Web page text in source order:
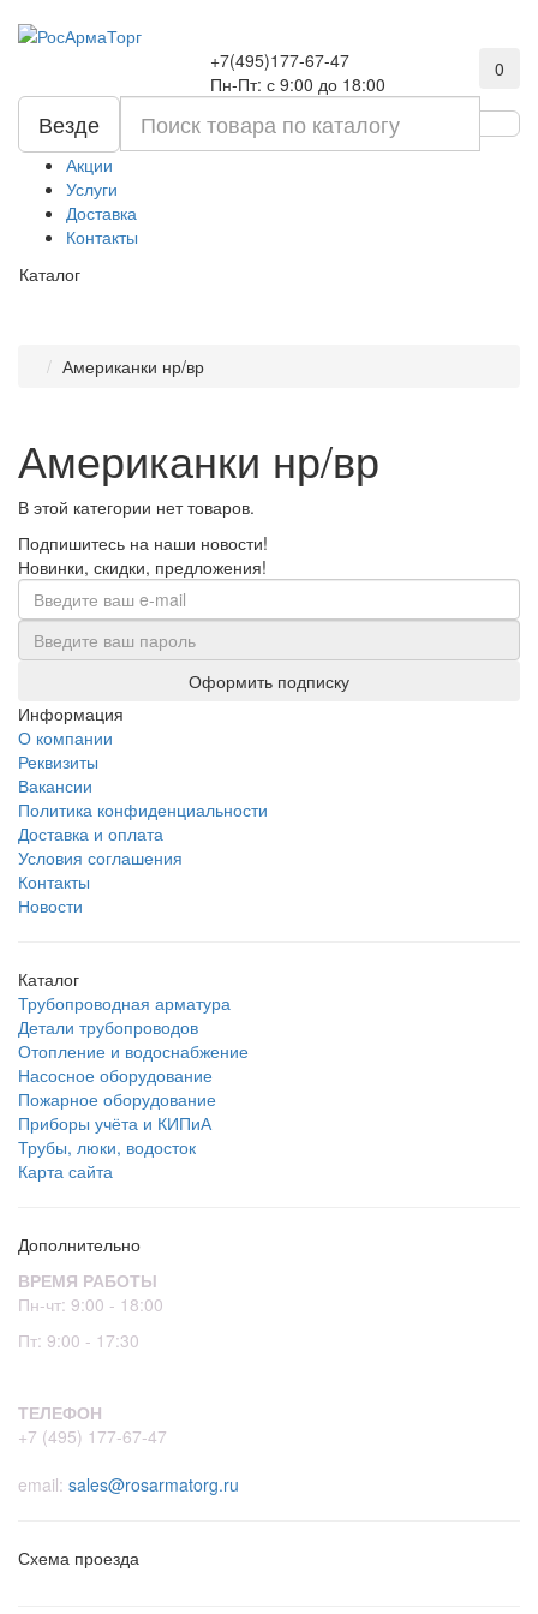
+7(495)177-67-47
Пн-Пт: с 9:00 до 18:00
0
Везде
Акции
Услуги
Доставка
Контакты
Каталог
Американки нр/вр
Американки нр/вр
В этой категории нет товаров.
Подпишитесь на наши новости!
Новинки, скидки, предложения!
Оформить подписку
Информация
О компании
Реквизиты
Вакансии
Политика конфиденциальности
Доставка и оплата
Условия соглашения
Контакты
Новости
Каталог
Трубопроводная арматура
Детали трубопроводов
Отопление и водоснабжение
Насосное оборудование
Пожарное оборудование
Приборы учёта и КИПиА
Трубы, люки, водосток
Карта сайта
Дополнительно
ВРЕМЯ РАБОТЫ
Пн-чт: 9:00 - 18:00
Пт: 9:00 - 17:30
ТЕЛЕФОН
+7 (495) 177-67-47
email: sales@rosarmatorg.ru
Схема проезда